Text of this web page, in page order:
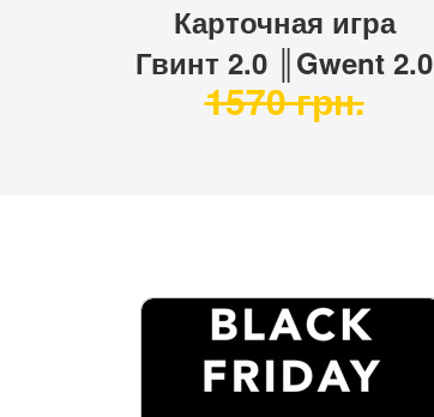
Карточная игра
Гвинт 2.0 ║Gwent 2.0
1570 грн.